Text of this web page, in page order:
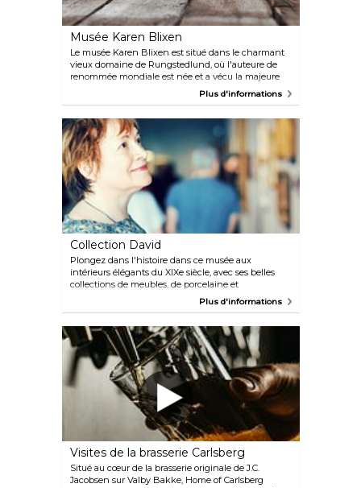
Musée Karen Blixen
Le musée Karen Blixen est situé dans le charmant
vieux domaine de Rungstedlund, où l'auteure de
renommée mondiale est née et a vécu la majeure
partie de sa vie. Découvrez l'atmosphère unique des
dispose également d'un parc, d'un café agréable et
de nombreuses expositions et événements spéciaux
tout au long de l'année.
Plus d'informations
Collection David
Plongez dans l'histoire dans ce musée aux
intérieurs élégants du XIXe siècle, avec ses belles
collections de meubles, de porcelaine et
d'argenterie, ainsi que des œuvres de nombreux
dans le monde entier. Découvrez ensuite un monde
culturel complètement différente grâce à l'une des
plus grandes collections d'art islamique au monde.
Plus d'informations
Visites de la brasserie Carlsberg
Situé au cœur de la brasserie originale de J.C.
Jacobsen sur Valby Bakke, Home of Carlsberg